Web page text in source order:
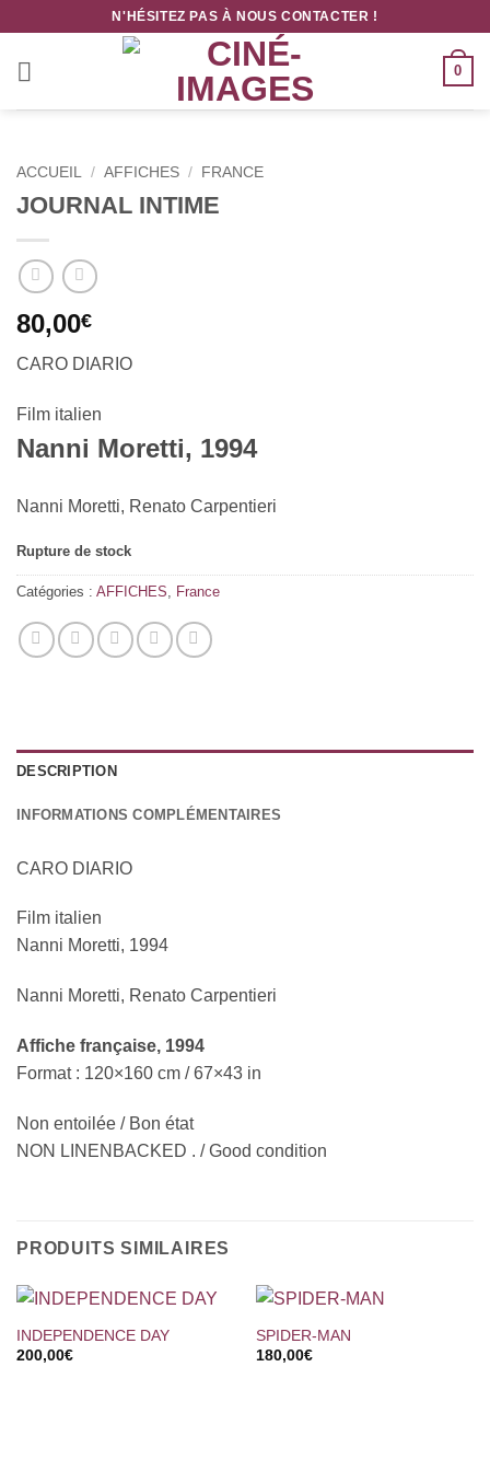
contenu
N'HÉSITEZ PAS À NOUS CONTACTER !
0
ACCUEIL / AFFICHES / FRANCE
JOURNAL INTIME
80,00€
CARO DIARIO
Film italien
Nanni Moretti, 1994
Nanni Moretti, Renato Carpentieri
Rupture de stock
Catégories : AFFICHES France
DESCRIPTION
INFORMATIONS COMPLÉMENTAIRES
CARO DIARIO
Film italien
Nanni Moretti, 1994
Nanni Moretti, Renato Carpentieri
Affiche française, 1994
Format : 120×160 cm / 67×43 in
Non entoilée / Bon état
NON LINENBACKED . / Good condition
PRODUITS SIMILAIRES
INDEPENDENCE DAY
200,00€
SPIDER-MAN
180,00€